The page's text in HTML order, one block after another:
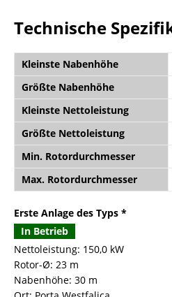
Technische
Kleinste Nabenhöhe
Größte Nabenhöhe
Kleinste Nettoleistung
Größte Nettoleistung
Min. Rotordurchmesser
Max. Rotordurchmesser
Erste Anlage des Typs *
In Betrieb
Nettoleistung: 150,0 kW
Rotor-Ø: 23 m
Nabenhöhe: 30 m